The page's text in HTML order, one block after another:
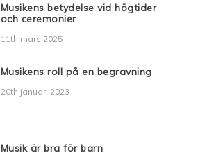
Musikens betydelse vid högtider
och ceremonier
11th mars 2025
Musikens roll på en begravning
20th januari 2023
Musik är bra för barn